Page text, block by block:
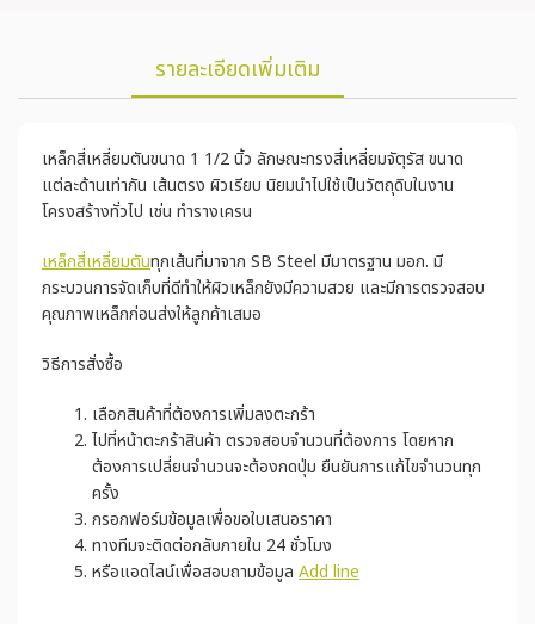
รายละเอียดเพิ่มเติม
เหล็กสี่เหลี่ยมตันขนาด 1 1/2 นิ้ว ลักษณะทรงสี่เหลี่ยมจัตุรัส ขนาด
แต่ละด้านเท่ากัน เส้นตรง ผิวเรียบ นิยมนำไปใช้เป็นวัตถุดิบในงาน
โครงสร้างทั่วไป เช่น ทำรางเครน
เหล็กสี่เหลี่ยมตันทุกเส้นที่มาจาก SB Steel มีมาตรฐาน มอก. มี
กระบวนการจัดเก็บที่ดีทำให้ผิวเหล็กยังมีความสวย และมีการตรวจสอบ
คุณภาพเหล็กก่อนส่งให้ลูกค้าเสมอ
วิธีการสั่งซื้อ
เลือกสินค้าที่ต้องการเพิ่มลงตะกร้า
ไปที่หน้าตะกร้าสินค้า ตรวจสอบจำนวนที่ต้องการ โดยหาก
ต้องการเปลี่ยนจำนวนจะต้องกดปุ่ม ยืนยันการแก้ไขจำนวนทุก
ครั้ง
กรอกฟอร์มข้อมูลเพื่อขอใบเสนอราคา
ทางทีมจะติดต่อกลับภายใน 24 ชั่วโมง
หรือแอดไลน์เพื่อสอบถามข้อมูล Add line